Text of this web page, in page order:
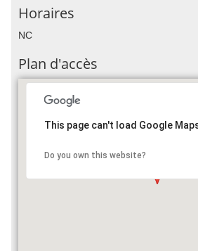
Horaires
NC
Plan d'accès
This page can't load Google
Do you own this website?